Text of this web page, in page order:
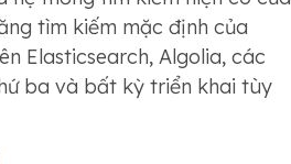
tìm kiếm mặc định của
Elasticsearch, Algolia, các
ba và bất kỳ triển khai tùy